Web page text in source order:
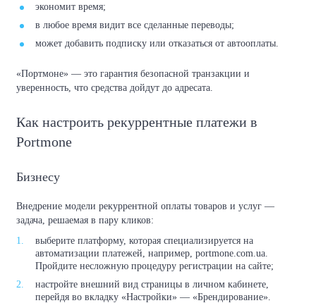
экономит время;
в любое время видит все сделанные переводы;
может добавить подписку или отказаться от автооплаты.
«Портмоне» — это гарантия безопасной транзакции и
уверенность, что средства дойдут до адресата.
Как настроить рекуррентные платежи в
Portmone
Бизнесу
Внедрение модели рекуррентной оплаты товаров и услуг —
задача, решаемая в пару кликов:
выберите платформу, которая специализируется на
автоматизации платежей, например, portmone.com.ua.
Пройдите несложную процедуру регистрации на сайте;
настройте внешний вид страницы в личном кабинете,
перейдя во вкладку «Настройки» — «Брендирование».